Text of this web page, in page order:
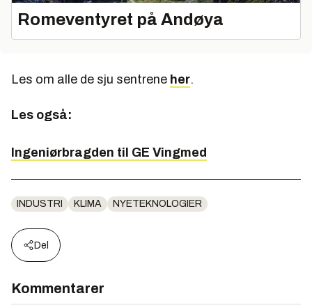
Romeventyret på Andøya
Les om alle de sju sentrene her.
Les også:
Ingeniørbragden til GE Vingmed
INDUSTRI KLIMA NYETEKNOLOGIER
Del
Kommentarer